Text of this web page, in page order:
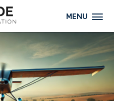
MENU